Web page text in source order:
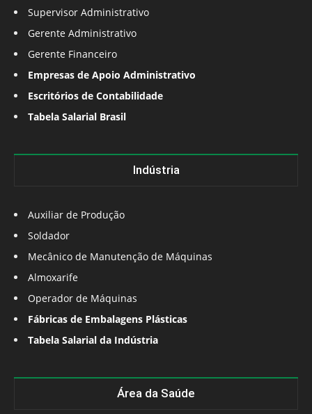
Supervisor Administrativo
Gerente Administrativo
Gerente Financeiro
Empresas de Apoio Administrativo
Escritórios de Contabilidade
Tabela Salarial Brasil
Indústria
Auxiliar de Produção
Soldador
Mecânico de Manutenção de Máquinas
Almoxarife
Operador de Máquinas
Fábricas de Embalagens Plásticas
Tabela Salarial da Indústria
Área da Saúde